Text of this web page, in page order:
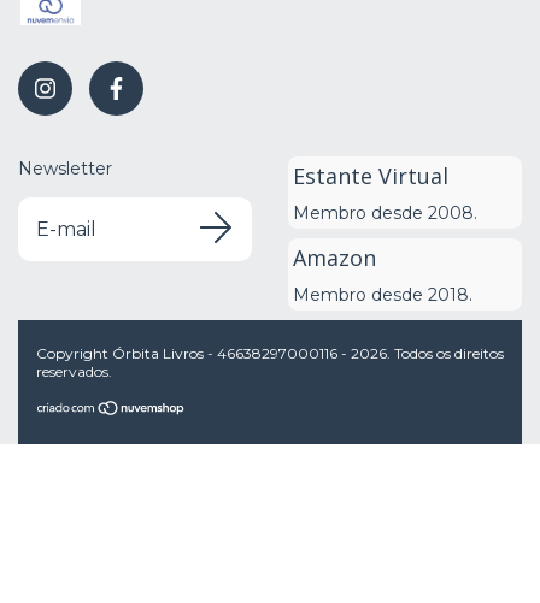
Newsletter Estante Virtual
Membro desde 2008.
Amazon
Membro desde 2018.
Copyright Órbita Livros - 46638297000116 - 2026. Todos os direitos
reservados.